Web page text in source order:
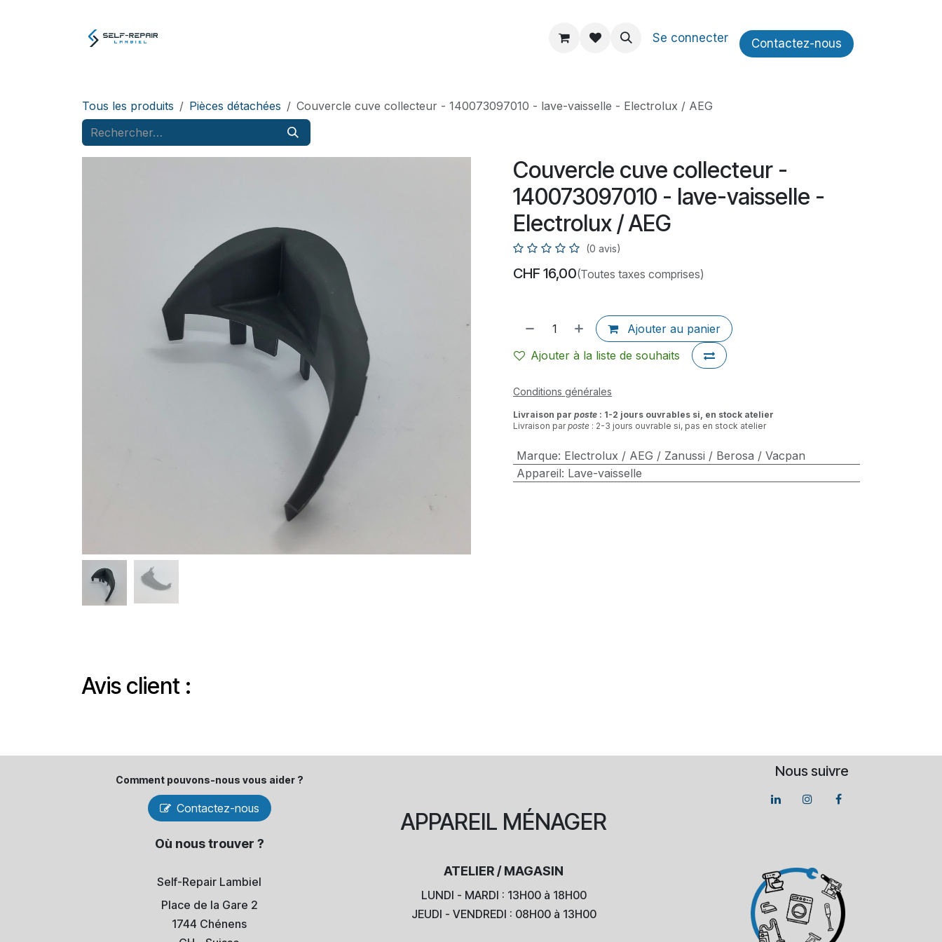
À propos Se connecter Contactez​​-nous
Tous les produits Pièces détachées Couvercle cuve collecteur - 140073097010 - lave-vaisselle - Electrolux / AEG
Couvercle cuve collecteur -
140073097010 - lave-vaisselle -
Electrolux / AEG
(0 avis)
CHF 16,00(Toutes taxes comprises)
Ajouter au panier
Ajouter à la liste de souhaits
Conditions générales
Livraison par poste : 1-2 jours ouvrables si, en stock atelier
Livraison parposte : 2-3 jours ouvrable si, pas en stock atelier
Marque: Electrolux / AEG / Zanussi / Berosa / Vacpan
Appareil: Lave-vaisselle
Avis client :
Nous suivre
Comment pouvons-​nous vous aider ?
Contactez-nous
Où nous trouver ?
Self-Repair Lambiel
Place de la Gare 2
1744 Chénens
APPAREIL MÉNAGER
ATELIER / MAGASIN
LUNDI - MARDI : 13H00 à 18H00
JEUDI - VENDREDI : 08H00 à 13H00